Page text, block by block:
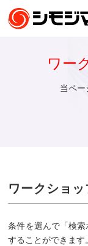
ワー
当ペー
ワークショ
条件を選んで「検
することができます